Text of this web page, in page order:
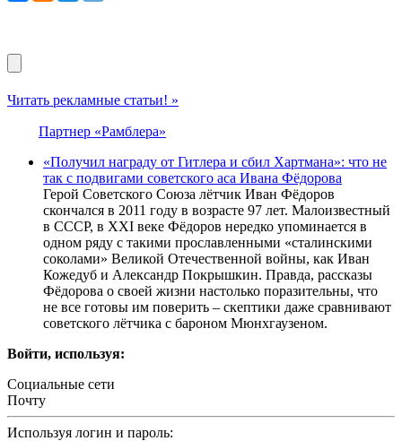
Читать рекламные статьи! »
Партнер «Рамблера»
«Получил награду от Гитлера и сбил Хартмана»: что не
так с подвигами советского аса Ивана Фёдорова
Герой Советского Союза лётчик Иван Фёдоров
скончался в 2011 году в возрасте 97 лет. Малоизвестный
в СССР, в XXI веке Фёдоров нередко упоминается в
одном ряду с такими прославленными «сталинскими
соколами» Великой Отечественной войны, как Иван
Кожедуб и Александр Покрышкин. Правда, рассказы
Фёдорова о своей жизни настолько поразительны, что
не все готовы им поверить – скептики даже сравнивают
советского лётчика с бароном Мюнхгаузеном.
Войти, используя:
Социальные сети
Почту
Используя логин и пароль: